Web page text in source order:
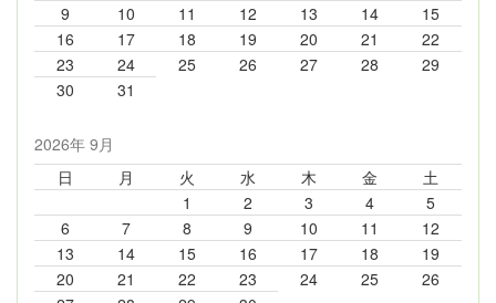
9
10 11 12 13 14
15
16
17 18 19 20 21
22
23
24 25 26 27 28
29
30
31
2026年 9月
日
月 火 水 木 金
土
1
2 3 4
5
6
7 8 9 10 11
12
13
14 15 16 17 18
19
20
21 22 23 24 25
26